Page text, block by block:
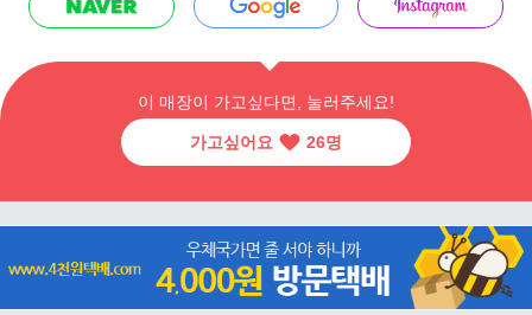
이 매장이 가고싶다면, 눌러주세요!
가고싶어요 26명